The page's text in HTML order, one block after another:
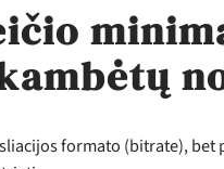
formato (bitrate),